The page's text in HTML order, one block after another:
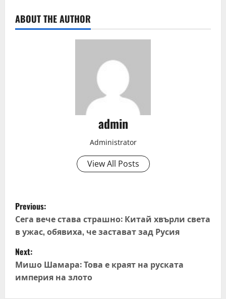
ABOUT THE AUTHOR
admin
Administrator
View All Posts
P
o
s
t
n
Previous:
Сега вече става страшно: Китай хвърли света
в ужас, обявиха, че застават зад Русия
Next:
Мишо Шамара: Това е краят на руската
империя на злото